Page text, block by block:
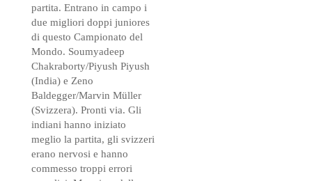
partita. Entrano in campo i
due migliori doppi juniores
di questo Campionato del
Mondo. Soumyadeep
Chakraborty/Piyush Piyush
(India) e Zeno
Baldegger/Marvin Müller
(Svizzera). Pronti via. Gli
indiani hanno iniziato
meglio la partita, gli svizzeri
erano nervosi e hanno
commesso troppi errori